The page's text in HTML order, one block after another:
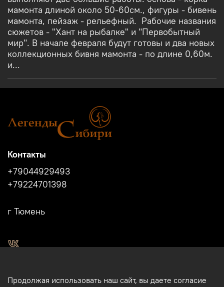
мамонта длиной около 50-60см., фигуры - бивень
мамонта, пейзаж - рельефный. Рабочие названия
сюжетов - "Хант на рыбалке" и "Первобытный
мир". В начале февраля будут готовы и два новых
коллекционных бивня мамонта - по длине 0,60м.
и...
Контакты
+79044929493
+79224701398
г Тюмень
Продолжая использовать наш сайт, вы даете согласие